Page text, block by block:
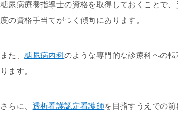
糖尿病療養指導士の資格を取得しておくことで
度の資格手当てがつく傾向にあります。
また、糖尿病内科のような専門的な診療科への
ります。
さらに、 透析看護認定看護師を目指すうえでの前